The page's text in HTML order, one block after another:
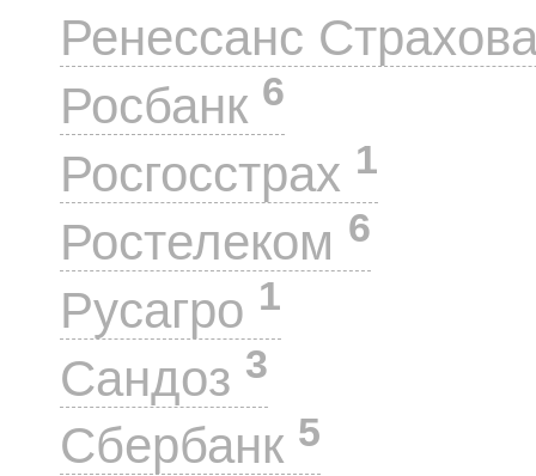
Ренессанс
Росбанк 6
Росгосстрах 1
Ростелеком 6
Русагро 1
Сандоз 3
Сбербанк 5